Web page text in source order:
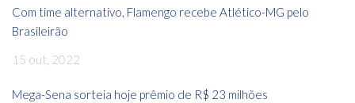
Com time alternativo, Flamengo recebe Atlético-MG pelo
Brasileirão
15 out, 2022
Mega-Sena sorteia hoje prêmio de R$ 23 milhões